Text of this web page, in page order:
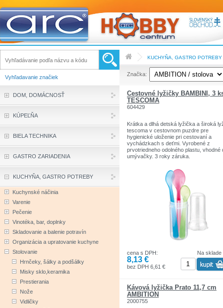
KUCHYŇA, GASTRO POTREBY
Značka:
Cestovné lyžičky BAMBINI, 3
TESCOMA
604429
Krátka a dlhá detská lyžička a široká
tescoma v cestovnom puzdre pre
hygienické uloženie pri cestovaní a
vychádzkach s deťmi. Vyrobené z
prvotriedneho odolného plastu, vhodné
umývačky. 3 roky záruka.
Na sklade
cena s DPH:
8,13 €
bez DPH 6,61 €
Kávová lyžička Prato 11,7 cm
AMBITION
2000755
Vyhľadavanie značiek
DOM, DOMÁCNOSŤ
KÚPEĽŇA
BIELA TECHNIKA
GASTRO ZARIADENIA
KUCHYŇA, GASTRO POTREBY
Kuchynské náčinia
Varenie
Pečenie
Vinotéka, bar, doplnky
Skladovanie a balenie potravín
Organizácia a upratovanie kuchyne
Stolovanie
Hrnčeky, šálky a podšálky
Misky sklo,keramika
Prestierania
Nože
Vidličky